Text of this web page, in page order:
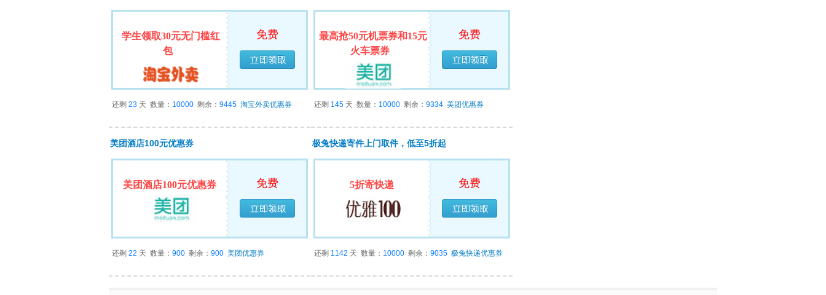
学生领取30元无门槛红
包
免费
已经领完
还剩 23 天 数量： 10000 剩余： 9445 淘宝外卖优惠券
最高抢50元机票券和15元
火车票券
免费
已经领完
还剩 145 天 数量： 10000 剩余： 9334 美团优惠券
美团酒店100元优惠券
美团酒店100元优惠券 免费
已经领完
还剩 22 天 数量： 900 剩余： 900 美团优惠券
极兔快递寄件上门取件，低至5折起
5折寄快递 免费
已经领完
还剩 1142 天 数量： 10000 剩余： 9035 极兔快递优惠券